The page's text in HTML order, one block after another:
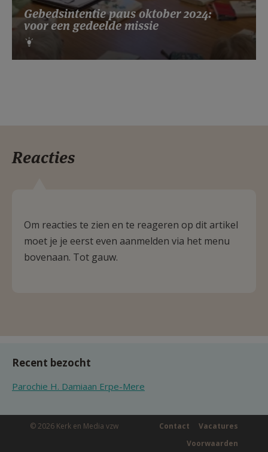
Gebedsintentie paus oktober 2024:
voor een gedeelde missie
Reacties
Om reacties te zien en te reageren op dit artikel
moet je je eerst even aanmelden via het menu
bovenaan. Tot gauw.
Recent bezocht
Parochie H. Damiaan Erpe-Mere
© 2026 Kerk en Media vzw Vacatures
Contact
Voorwaarden